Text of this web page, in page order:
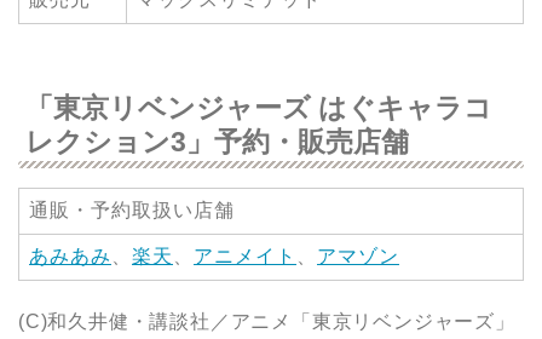
「東京リベンジャーズ はぐキャラコ
レクション3」予約・販売店舗
通販・予約取扱い店舗
あみあみ 、 楽天 、 アニメイト 、 アマゾン
(C)和久井健・講談社／アニメ「東京リベンジャーズ」